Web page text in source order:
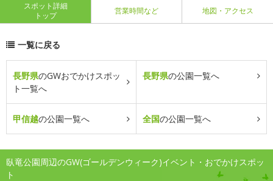
スポット詳細
トップ
営業時間など 地図・アクセス
一覧に戻る
長野県のGWおでかけスポッ
ト一覧へ
長野県の公園一覧へ
甲信越の公園一覧へ 全国の公園一覧へ
臥竜公園周辺のGW(ゴールデンウィーク)イベント・おでかけスポッ
ト